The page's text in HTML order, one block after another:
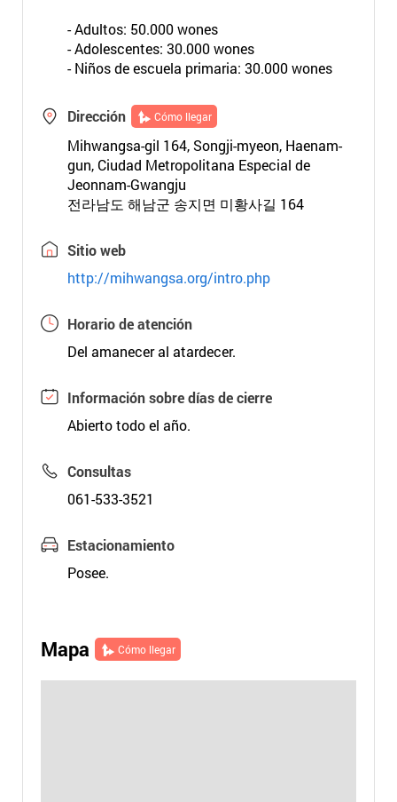
- Adultos: 50.000 wones
- Adolescentes: 30.000 wones
- Niños de escuela primaria: 30.000 wones
Dirección Cómo llegar
Mihwangsa-gil 164, Songji-myeon, Haenam-
gun, Ciudad Metropolitana Especial de
Jeonnam-Gwangju
전라남도 해남군 송지면 미황사길 164
Sitio web
http://mihwangsa.org/intro.php
Horario de atención
Del amanecer al atardecer.
Información sobre días de cierre
Abierto todo el año.
Consultas
061-533-3521
Estacionamiento
Posee.
Mapa Cómo llegar